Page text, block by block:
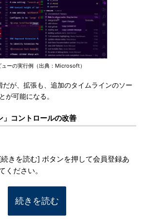
ーの実行例（出典：Microsoft）
が、拡張も、追加のタイムラインのソー
が可能になる。
」コントロールの改善
きを読む] ボタンを押して会員登録あ
ください。
続きを読む